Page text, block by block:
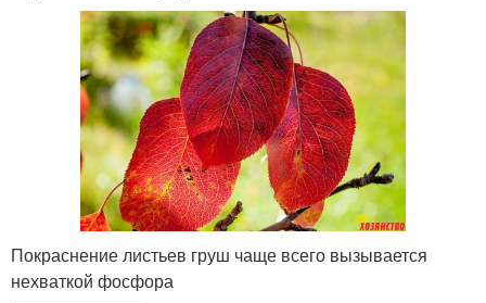
Покраснение листьев груш чаще всего вызывается
нехваткой фосфора